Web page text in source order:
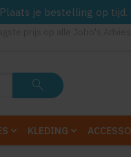
Plaats je bestelling op
search
KLEDING